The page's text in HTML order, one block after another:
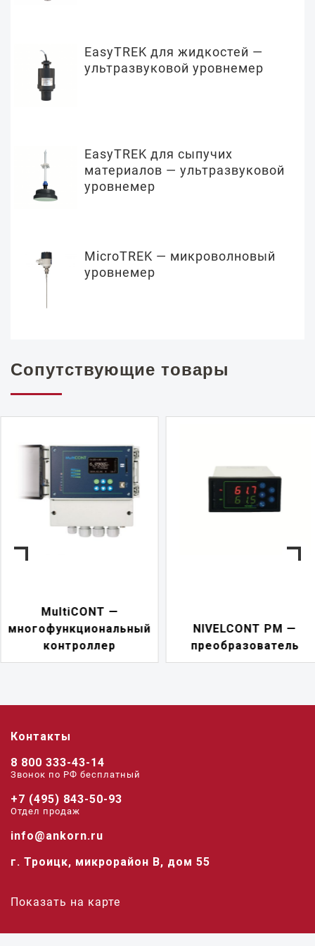
EasyTREK для жидкостей —
ультразвуковой уровнемер
EasyTREK для сыпучих
материалов — ультразвуковой
уровнемер
MicroTREK — микроволновый
уровнемер
Сопутствующие товары
NIVELCONT PM —
преобразователь
переключатель
Контакты
8 800 333-43-14
Звонок по РФ беcплатный
+7 (495) 843-50-93
Отдел продаж
info@ankorn.ru
г. Троицк, микрорайон В, дом 55
Показать на карте